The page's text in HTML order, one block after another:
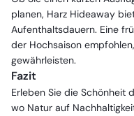
planen, Harz Hideaway
Aufenthaltsdauern. Eine
der Hochsaison
gewährleisten.
Fazit
Erleben Sie die Schönheit
wo Natur auf